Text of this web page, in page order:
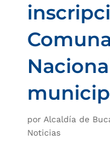
por Alcaldía de
Noticias